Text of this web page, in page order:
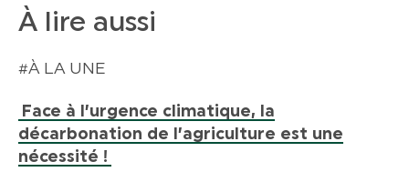
À lire aussi
#À LA UNE
Face à l’urgence climatique, la
décarbonation de l’agriculture est une
nécessité !